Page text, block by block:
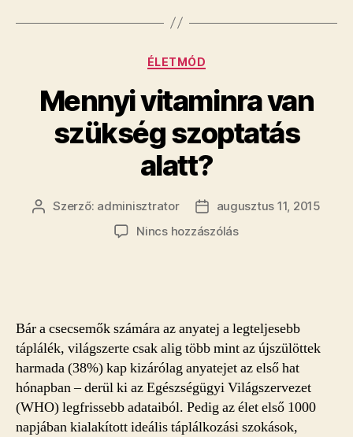
Kategóriák
ÉLETMÓD
Mennyi vitaminra van
szükség szoptatás
alatt?
Bejegyzés
Szerző: adminisztrator
Bejegyzés
dátuma
augusztus 11, 2015
Nincs hozzászólása(z)
alatt?
bejegyzéshez
Bár a csecsemők számára az anyatej a legteljesebb
táplálék, világszerte csak alig több mint az újszülöttek
harmada (38%) kap kizárólag anyatejet az első hat
hónapban – derül ki az Egészségügyi Világszervezet
(WHO) legfrissebb adataiból. Pedig az élet első 1000
napjában kialakított ideális táplálkozási szokások,